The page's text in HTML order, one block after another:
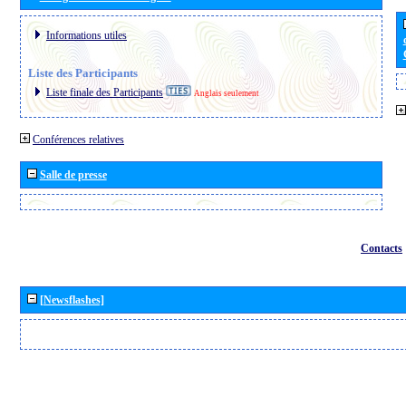
Informations utiles
Liste des Participants
Liste finale des Participants Anglais seulement
Conférences relatives
Salle de presse
Contacts
[Newsflashes]